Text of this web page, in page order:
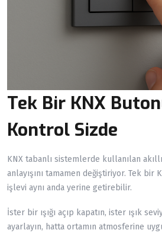
Tek Bir KNX
Kontrol Sizde
KNX tabanlı sistemlerde kullanılan
anlayışını tamamen değiştiriyor. Tek bir
işlevi aynı anda yerine getirebilir.
İster bir ışığı açıp kapatın, ister ışık
ayarlayın, hatta ortamın atmosferine